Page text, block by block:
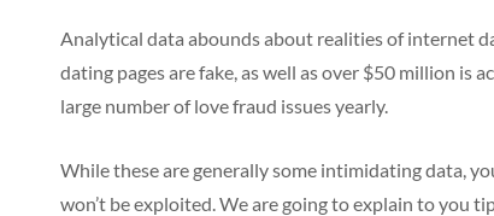
Analytical data abounds about realities of internet
dating pages are fake, as well as over $50 million is
large number of love fraud issues yearly.
While these are generally some intimidating data,
won’t be exploited. We are going to explain to you